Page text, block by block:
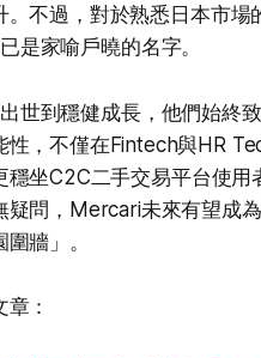
。不過，對於熟悉日本市場
是家喻戶曉的名字。
世到穩健成長，他們始終
性，不僅在Fintech與HR
穩坐C2C二手交易平台使用
疑問，Mercari未來有望成
牆」。
：